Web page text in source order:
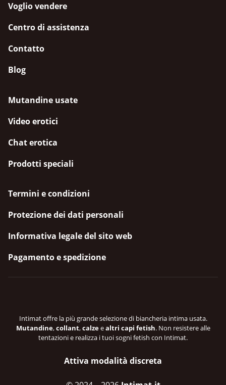
Voglio vendere
Centro di assistenza
Contatto
Blog
Mutandine usate
Video erotici
Chat erotica
Prodotti speciali
Termini e condizioni
Protezione dei dati personali
Informativa legale del sito web
Pagamento e spedizione
Intimat offre la più grande selezione di biancheria intima usata.
Mutandine,collant,calzeealtri capi fetish. Non resistere alle
tentazioni e realizza i tuoi sogni fetish con Intimat.
Attiva modalità discreta